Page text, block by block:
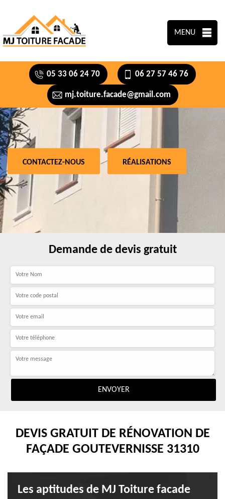
MENU
05 33 06 24 70 06 27 57 46 76
mj.toiture.facade@gmail.com
CONTACTEZ-NOUS RÉALISATIONS
Demande de devis gratuit
DEVIS GRATUIT DE RÉNOVATION DE
FAÇADE GOUTEVERNISSE 31310
Les aptitudes de MJ Toiture facade